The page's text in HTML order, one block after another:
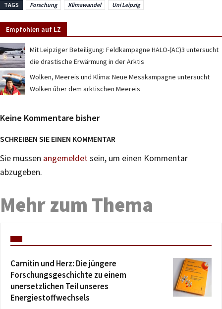
TAGS Forschung Klimawandel Uni Leipzig
Empfohlen auf LZ
Mit Leipziger Beteiligung: Feldkampagne HALO-(AC)3 untersucht
die drastische Erwärmung in der Arktis
Wolken, Meereis und Klima: Neue Messkampagne untersucht
Wolken über dem arktischen Meereis
Keine Kommentare bisher
SCHREIBEN SIE EINEN KOMMENTAR
Sie müssen angemeldetsein, um einen Kommentar
abzugeben.
Mehr zum Thema
Carnitin und Herz: Die jüngere
Forschungsgeschichte zu einem
unersetzlichen Teil unseres
Energiestoffwechsels